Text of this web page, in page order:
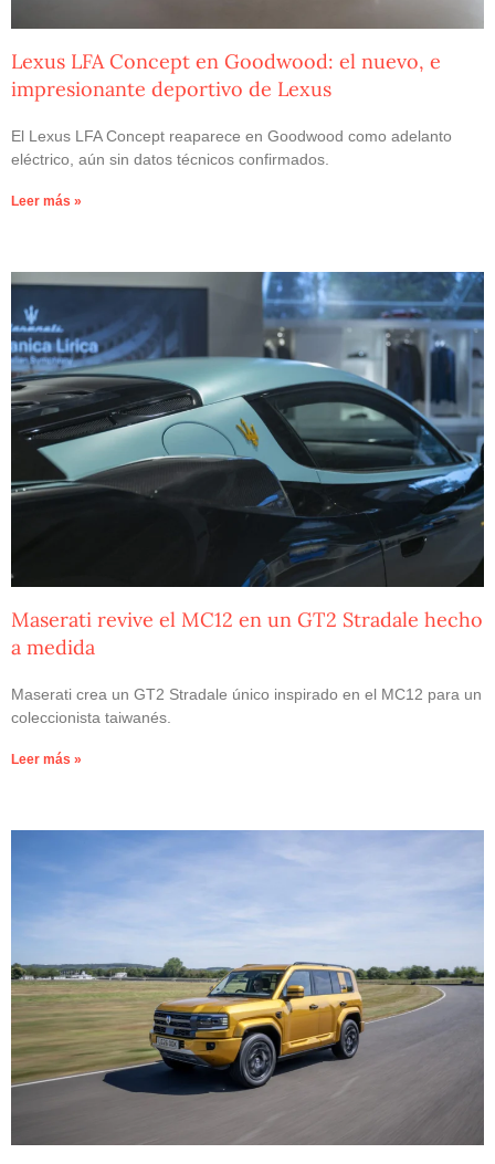
Lexus LFA Concept en Goodwood: el nuevo, e
impresionante deportivo de Lexus
El Lexus LFA Concept reaparece en Goodwood como adelanto
eléctrico, aún sin datos técnicos confirmados.
Leer más »
Maserati revive el MC12 en un GT2 Stradale hecho
a medida
Maserati crea un GT2 Stradale único inspirado en el MC12 para un
coleccionista taiwanés.
Leer más »